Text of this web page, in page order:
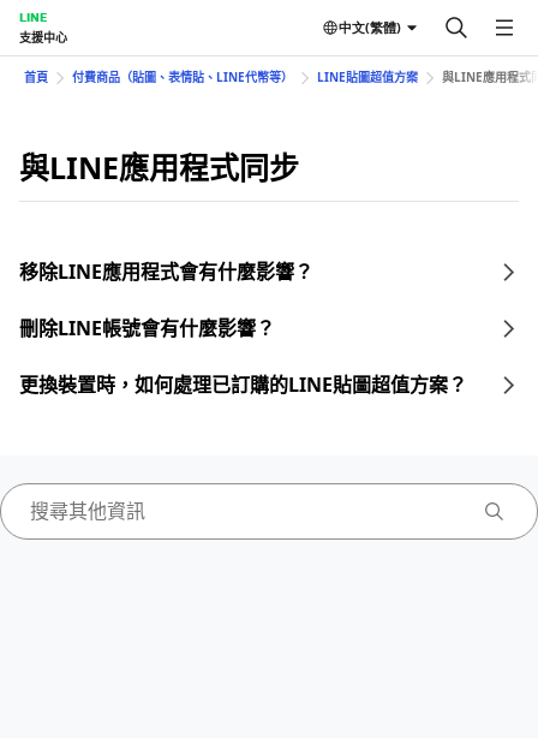
LINE
支援中心
中文(繁體)
首頁 付費商品（貼圖、表情貼、LINE代幣等） LINE貼圖超值方案 與LINE應用程式
與LINE應用程式同步
移除LINE應用程式會有什麼影響？
刪除LINE帳號會有什麼影響？
更換裝置時，如何處理已訂購的LINE貼圖超值方案？